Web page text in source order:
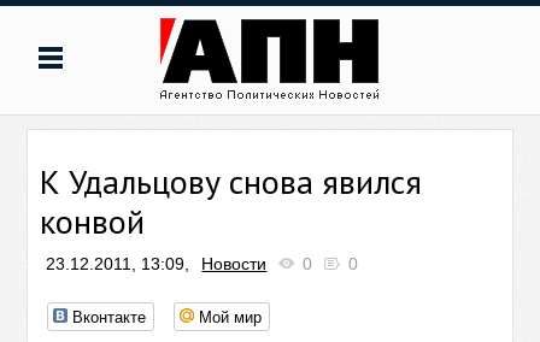
К Удальцову снова явился
конвой
23.12.2011, 13:09, Новости 0 0
Вконтакте Мой мир